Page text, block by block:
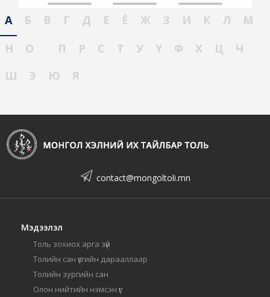
А Б В Г Д Е Ё Ж З И К Л
М
Н
О П Р С Т У Ү Ф Х Ц
Ч
Ш
Э Ю Я
contact@mongoltoli.mn
Мэдээлэл
Толь зохиох арга зүй
Толийн сан үсгийн дарааллаар
Толийн зургийн сан
Олон нийтийн нэмсэн үг